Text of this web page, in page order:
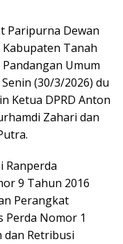
Paripurna Dewan
Kabupaten Tanah
Umum
(30/3/2026) du
Ketua DPRD Anton
Zahari dan
Ranperda
9 Tahun 2016
Perangkat
Perda Nomor 1
dan Retribusi